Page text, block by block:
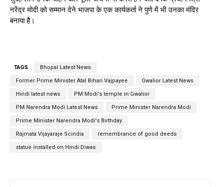
नरेंद्र मोदी को सम्मान देने भाजपा के एक कार्यकर्ता ने पुणे में भी उनका मंदिर
बनाया है।
TAGS Bhopal Latest News
Former Prime Minister Atal Bihari Vajpayee Gwalior Latest News
Hindi latest news PM Modi's temple in Gwalior
PM Narendra Modi Latest News Prime Minister Narendra Modi
Prime Minister Narendra Modi's Birthday
Rajmata Vijayaraje Scindia remembrance of good deeds
statue installed on Hindi Diwas